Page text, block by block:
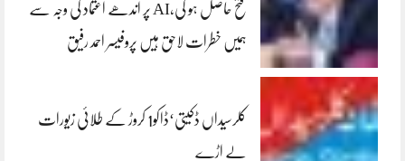
فتح حاصل ہو گی،AI پر اندھے اعتماد کی وجہ سے
ہمیں خطرات لاحق ہیں پروفیسر احمد رفیق
کلرسیداں ڈکیتی‘ڈاکو1 کروڑ کے طلائی زیورات
لے اڑے